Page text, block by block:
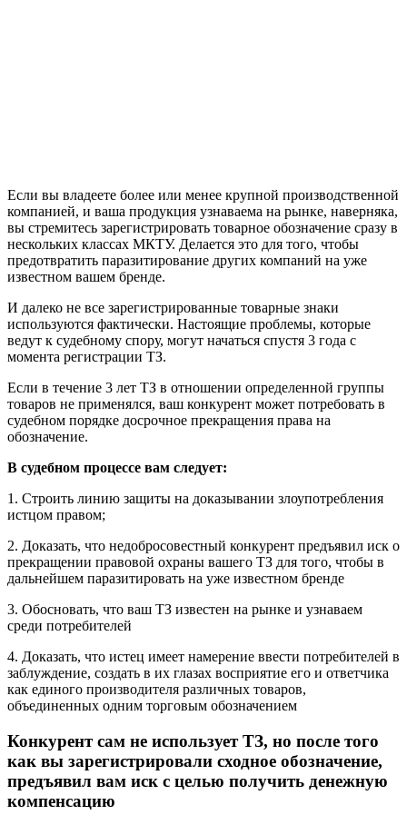
Если вы владеете более или менее крупной производственной
компанией, и ваша продукция узнаваема на рынке, наверняка,
вы стремитесь зарегистрировать товарное обозначение сразу в
нескольких классах МКТУ. Делается это для того, чтобы
предотвратить паразитирование других компаний на уже
известном вашем бренде.
И далеко не все зарегистрированные товарные знаки
используются фактически. Настоящие проблемы, которые
ведут к судебному спору, могут начаться спустя 3 года с
момента регистрации ТЗ.
Если в течение 3 лет ТЗ в отношении определенной группы
товаров не применялся, ваш конкурент может потребовать в
судебном порядке досрочное прекращения права на
обозначение.
В судебном процессе вам следует:
1. Строить линию защиты на доказывании злоупотребления
истцом правом;
2. Доказать, что недобросовестный конкурент предъявил иск о
прекращении правовой охраны вашего ТЗ для того, чтобы в
дальнейшем паразитировать на уже известном бренде
3. Обосновать, что ваш ТЗ известен на рынке и узнаваем
среди потребителей
4. Доказать, что истец имеет намерение ввести потребителей в
заблуждение, создать в их глазах восприятие его и ответчика
как единого производителя различных товаров,
объединенных одним торговым обозначением
Конкурент сам не использует ТЗ, но после того
как вы зарегистрировали сходное обозначение,
предъявил вам иск с целью получить денежную
компенсацию